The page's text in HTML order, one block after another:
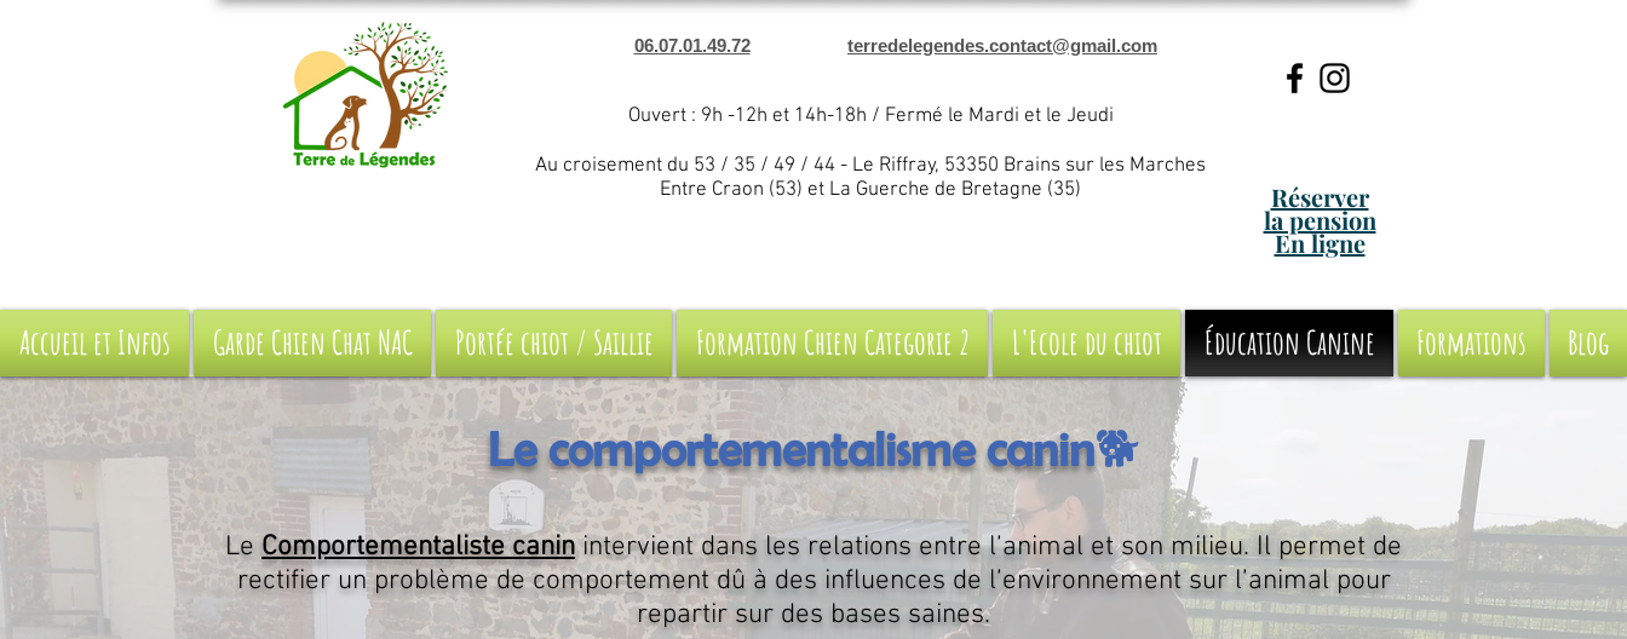
06.07.01.49.72 terredelegendes.contact@gmail.com
Ouvert : 9h -12h et 14h-18h / Fermé le Mardi et le Jeudi
Au croisement du 53 / 35 / 49 / 44 - Le Riffray, 53350 Brains sur les Marches
Entre Craon (53) et La Guerche de Bretagne (35)
Réserver
la pension
En ligne
Le comportementalisme canin🐕
Le Comportementaliste canin intervient dans les relations entre l’animal et son milieu. Il permet de
rectifier un problème de comportement dû à des influences de l’environnement sur l’animal pour
repartir sur des bases saines.
Accueil et Infos Garde Chien Chat NAC Portée chiot / Saillie Formation Chien Categorie 2 L'Ecole du chiot Éducation Canine Formations Blog